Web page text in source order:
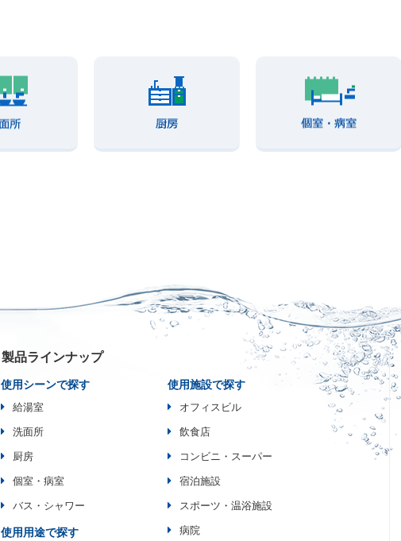
製品ラインナップ
使用シーンで探す
給湯室
洗面所
厨房
個室・病室
バス・シャワー
使用用途で探す
使用施設で探す
オフィスビル
飲食店
コンビニ・スーパー
宿泊施設
スポーツ・温浴施設
病院